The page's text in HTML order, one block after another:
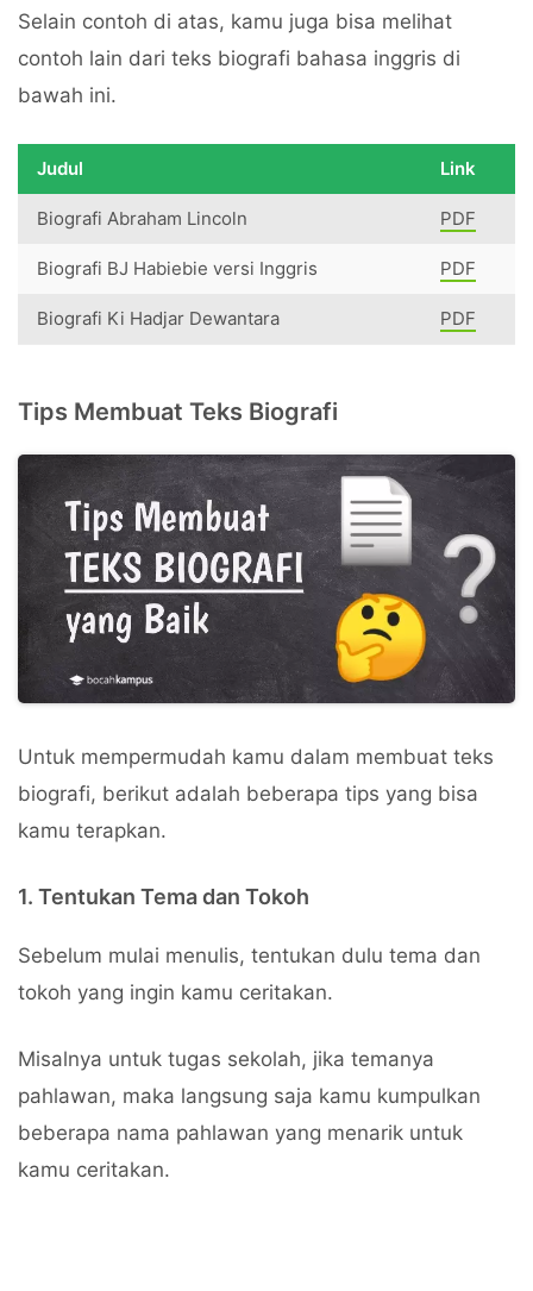
Selain contoh di atas, kamu juga bisa melihat
contoh lain dari teks biografi bahasa inggris di
bawah ini.
Judul Link
Biografi Abraham Lincoln PDF
Biografi BJ Habiebie versi Inggris PDF
Biografi Ki Hadjar Dewantara PDF
Tips Membuat Teks Biografi
Untuk mempermudah kamu dalam membuat teks
biografi, berikut adalah beberapa tips yang bisa
kamu terapkan.
1. Tentukan Tema dan Tokoh
Sebelum mulai menulis, tentukan dulu tema dan
tokoh yang ingin kamu ceritakan.
Misalnya untuk tugas sekolah, jika temanya
pahlawan, maka langsung saja kamu kumpulkan
beberapa nama pahlawan yang menarik untuk
kamu ceritakan.